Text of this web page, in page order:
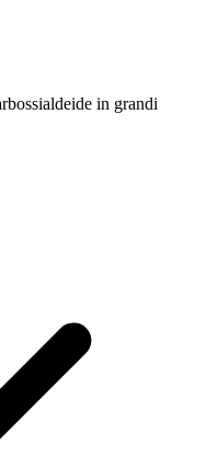
in grandi